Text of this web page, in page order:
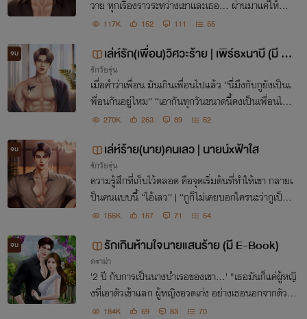
วาย ทุกเรื่องราวระหว่างเขาและเธอ... ผ่านมาแค่ให้จำ แ
ต่ทำให้ไม่ลืม 5 ปีผ่านไป หวนคืนมา พร้อมแก้ไข❎ แก้
117K 152 111 55
จบ
เล่ห์รัก(เพื่อน)วิศวะร้าย | เพิร์ธxนาบี (มี E-
Book)
รักวัยรุ่น
เมื่อคำว่าเพื่อน มันเกินเพื่อนไปแล้ว “นี่มึงกับกูยังเป็นเ
พื่อนกันอยู่ไหม” “เอากันทุกวันขนาดนี้คงเป็นเพื่อนได้อ
ยู่หรอกมั้ง” ฐานะเพื่อน สถานะเมีย
270K 263 89 52
จบ เล่ห์ร้าย(นาย)คนเลว | นายน์xฟ้าใส
รักวัยรุ่น
ความรู้สึกที่เก็บไว้ตลอด คือจุดเริ่มต้นที่ทำให้เขา กลายเ
ป็นคนแบบนี้ “ไอ้เลว” | “กูก็ไม่เคยบอกใครนะว่ากูเป็นค
นดี” ความสัมพันธ์ที่ หวานแต่ไม่อม ขมแต่ไม่คาย
156K 157 71 54
จบ รักเกินห้ามใจนายแสนร้าย (มี E-Book)
ดราม่า
'2 ปี กับการเป็นนางบำเรอของเขา...' "เธอมันก็แค่ผู้หญิ
งที่เอาตัวเข้าแลก ผู้หญิงอวดเก่ง อย่างเธอนอกจากตัวแ
ล้วก็ไม่มีอะไรดีทั้งนั้น"
184K 59 83 70